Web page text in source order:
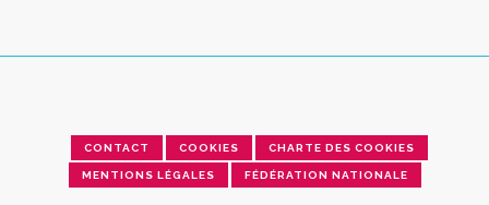
CONTACT COOKIES CHARTE DES COOKIES
MENTIONS LÉGALES FÉDÉRATION NATIONALE